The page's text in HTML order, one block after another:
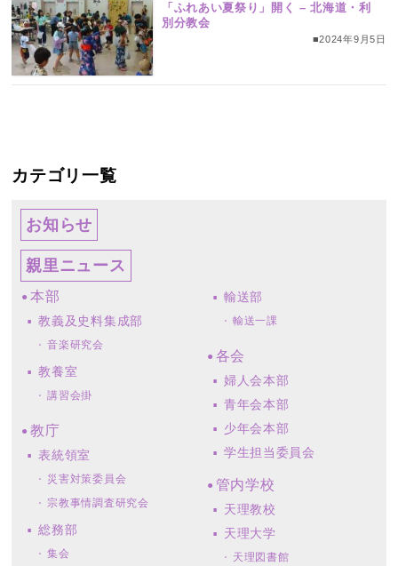
「ふれあい夏祭り」開く – 北海道・利
別分教会
■2024年9月5日
カテゴリ一覧
お知らせ
親里ニュース
本部
教義及史料集成部
音楽研究会
教養室
講習会掛
教庁
表統領室
災害対策委員会
宗教事情調査研究会
総務部
集会
輸送部
輸送一課
各会
婦人会本部
青年会本部
少年会本部
学生担当委員会
管内学校
天理教校
天理大学
天理図書館